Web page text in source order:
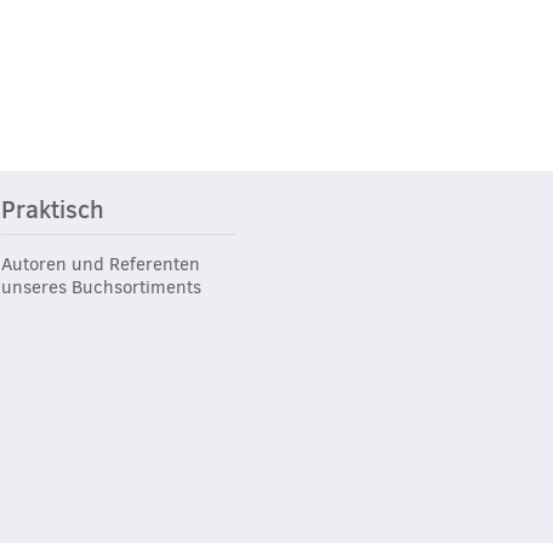
Praktisch
Autoren und Referenten
unseres Buchsortiments